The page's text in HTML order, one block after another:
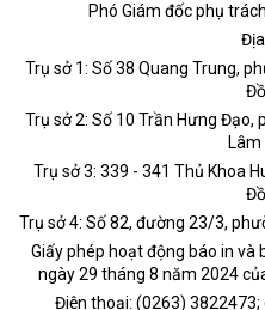
Phó Giám đốc phụ
Trụ sở 1: Số 38 Quang Trung,
Trụ sở 2: Số 10 Trần Hưng
Lâm
Trụ sở 3: 339 - 341 Thủ Khoa
Trụ sở 4: Số 82, đường 23/3,
Giấy phép hoạt động báo in và
ngày 29 tháng 8 năm 2024
Điện thoại: (0263)